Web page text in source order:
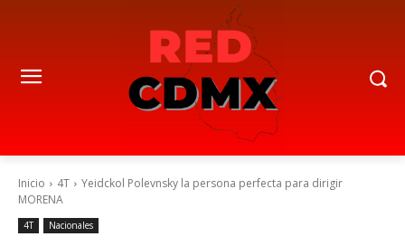
Inicio 4T
Yeidckol Polevnsky la persona perfecta para dirigir
MORENA
4T Nacionales